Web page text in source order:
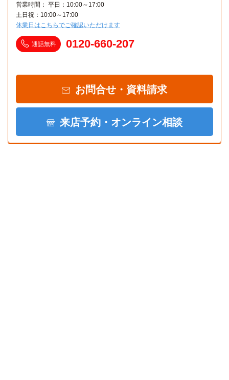
営業時間： 平日：10:00～17:00
土日祝：10:00～17:00
休業日はこちらでご確認いただけます
通話無料 0120-660-207
お問合せ・資料請求
来店予約・オンライン相談